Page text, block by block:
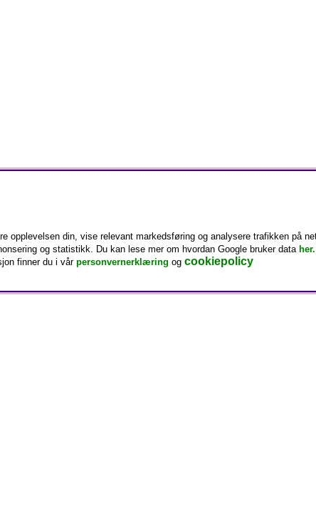
opplevelsen din, vise relevant markedsføring og analysere trafikken på
og statistikk. Du kan lese mer om hvordan Google bruker data her.
finner du i vår personvernerklæring og cookiepolicy